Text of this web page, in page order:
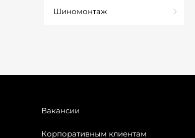
Шиномонтаж
Вакансии
Корпоративным клиентам